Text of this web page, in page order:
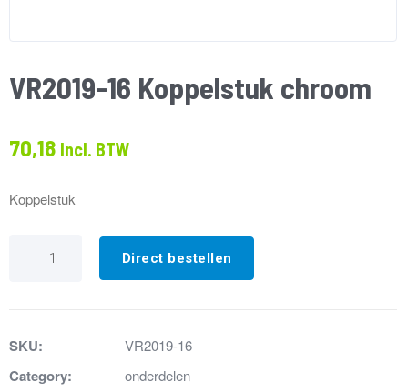
VR2019-16 Koppelstuk chroom
70,18 Incl. BTW
Koppelstuk
Direct bestellen
SKU: VR2019-16
Category: onderdelen